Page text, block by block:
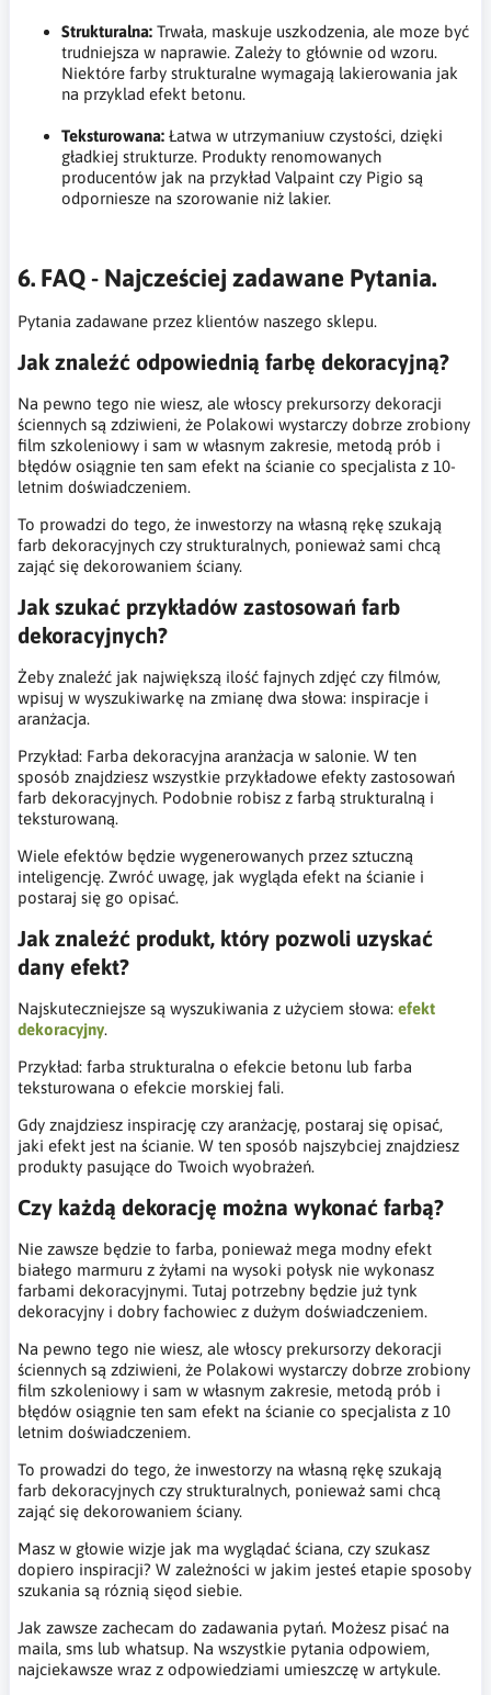
Strukturalna: Trwała, maskuje uszkodzenia, ale moze być
trudniejsza w naprawie. Zależy to głównie od wzoru.
Niektóre farby strukturalne wymagają lakierowania jak
na przyklad efekt betonu.
Teksturowana: Łatwa w utrzymaniuw czystości, dzięki
gładkiej strukturze. Produkty renomowanych
producentów jak na przykład Valpaint czy Pigio są
odporniesze na szorowanie niż lakier.
6. FAQ - Najcześciej zadawane Pytania.
Pytania zadawane przez klientów naszego sklepu.
Jak znaleźć odpowiednią farbę dekoracyjną?
Na pewno tego nie wiesz, ale włoscy prekursorzy dekoracji
ściennych są zdziwieni, że Polakowi wystarczy dobrze zrobiony
film szkoleniowy i sam w własnym zakresie, metodą prób i
błędów osiągnie ten sam efekt na ścianie co specjalista z 10-
letnim doświadczeniem.
To prowadzi do tego, że inwestorzy na własną rękę szukają
farb dekoracyjnych czy strukturalnych, ponieważ sami chcą
zająć się dekorowaniem ściany.
Jak szukać przykładów zastosowań farb
dekoracyjnych?
Żeby znaleźć jak największą ilość fajnych zdjęć czy filmów,
wpisuj w wyszukiwarkę na zmianę dwa słowa: inspiracje i
aranżacja.
Przykład: Farba dekoracyjna aranżacja w salonie. W ten
sposób znajdziesz wszystkie przykładowe efekty zastosowań
farb dekoracyjnych. Podobnie robisz z farbą strukturalną i
teksturowaną.
Wiele efektów będzie wygenerowanych przez sztuczną
inteligencję. Zwróć uwagę, jak wygląda efekt na ścianie i
postaraj się go opisać.
Jak znaleźć produkt, który pozwoli uzyskać
dany efekt?
Najskuteczniejsze są wyszukiwania z użyciem słowa: efekt
dekoracyjny.
Przykład: farba strukturalna o efekcie betonu lub farba
teksturowana o efekcie morskiej fali.
Gdy znajdziesz inspirację czy aranżację, postaraj się opisać,
jaki efekt jest na ścianie. W ten sposób najszybciej znajdziesz
produkty pasujące do Twoich wyobrażeń.
Czy każdą dekorację można wykonać farbą?
Nie zawsze będzie to farba, ponieważ mega modny efekt
białego marmuru z żyłami na wysoki połysk nie wykonasz
farbami dekoracyjnymi. Tutaj potrzebny będzie już tynk
dekoracyjny i dobry fachowiec z dużym doświadczeniem.
Na pewno tego nie wiesz, ale włoscy prekursorzy dekoracji
ściennych są zdziwieni, że Polakowi wystarczy dobrze zrobiony
film szkoleniowy i sam w własnym zakresie, metodą prób i
błędów osiągnie ten sam efekt na ścianie co specjalista z 10
letnim doświadczeniem.
To prowadzi do tego, że inwestorzy na własną rękę szukają
farb dekoracyjnych czy strukturalnych, ponieważ sami chcą
zająć się dekorowaniem ściany.
Masz w głowie wizje jak ma wyglądać ściana, czy szukasz
dopiero inspiracji? W zależności w jakim jesteś etapie sposoby
szukania są róznią sięod siebie.
Jak zawsze zachecam do zadawania pytań. Możesz pisać na
maila, sms lub whatsup. Na wszystkie pytania odpowiem,
najciekawsze wraz z odpowiedziami umieszczę w artykule.